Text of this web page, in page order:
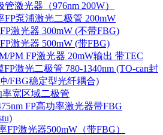
激光器（976nm 200W）
FP泵浦激光二极管 200mW
激光器 300mW (不带FBG)
激光器 500mW (带FBG)
PM FP激光器 20mW输出 带TEC
FP激光二极管 780-1340nm (TO-can封
/FBG稳定型光纤耦合)
率宽区域二极管
FP高功率激光器带FBG
FP激光器500mW（带FBG）